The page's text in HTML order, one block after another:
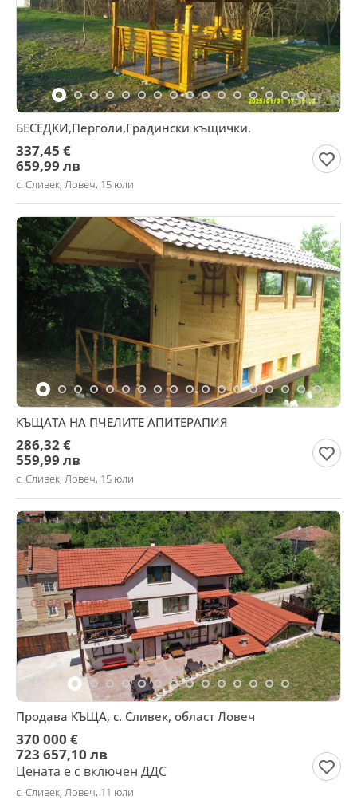
БЕСЕДКИ,Перголи,Градински къщички.
337,45 €
659,99 лв
с. Сливек, Ловеч, 15 юли
КЪЩАТА НА ПЧЕЛИТЕ АПИТЕРАПИЯ
286,32 €
559,99 лв
с. Сливек, Ловеч, 15 юли
Продава КЪЩА, с. Сливек, област Ловеч
370 000 €
723 657,10 лв
Цената е с включен ДДС
с. Сливек, Ловеч, 11 юли